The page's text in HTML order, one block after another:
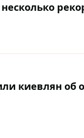
киевлян об